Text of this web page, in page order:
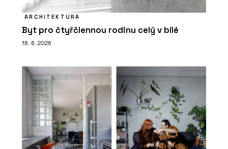
ARCHITEKTURA
Byt pro čtyřčlennou rodinu celý v bílé
16. 6. 2026